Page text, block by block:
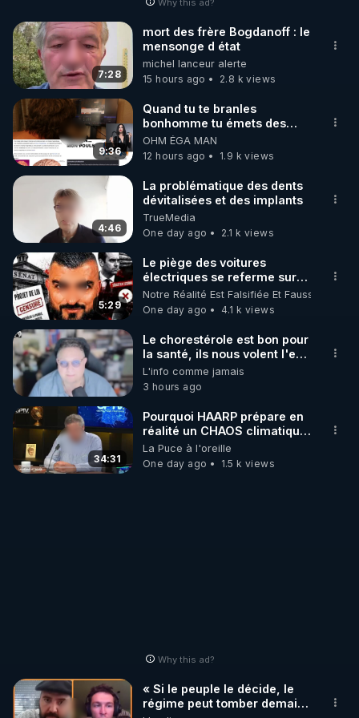
▶ Facebook RGNR :
https://www.facebook.com/thierry.rgnr/
https://www.instagram.com/stories/thierrycasasnov
asrgnre/
▶ Site RGNR : https://www.regenere.org
http://www.rencontres-regeneration.com/
▶ Instagram RDLR :
https://www.instagram.com/rdlr_thierrycasasnovas/
Why this ad?
7:28
mort des frère Bogdanoff : le
mensonge d état
michel lanceur alerte
15 hours ago
2.8 k views
9:36
Quand tu te branles
bonhomme tu émets des
ondes ils ont juste omis de
t'expliquer
OHM ÉGA MAN
12 hours ago
1.9 k views
4:46
La problématique des dents
dévitalisées et des implants
TrueMedia
One day ago
2.1 k views
5:29
Le piège des voitures
électriques se referme sur
les usagers !
Notre Réalité Est Falsifiée Et Fausse
One day ago
4.1 k views
Le chorestérole est bon pour
la santé, ils nous volent l'eau
! 😒🤢😡
https://odysee.com/@anonyme:d3/
L'info comme jamais
3 hours ago
34:31
Pourquoi HAARP prépare en
réalité un CHAOS climatique,
on répond
La Puce à l'oreille
One day ago
1.5 k views
Why this ad?
« Si le peuple le décide, le
régime peut tomber demain !